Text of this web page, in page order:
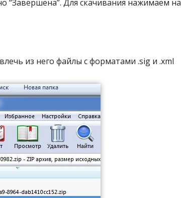
“Завершена”. Для скачивания нажимаем на
из него файлы с форматами .sig и .xml